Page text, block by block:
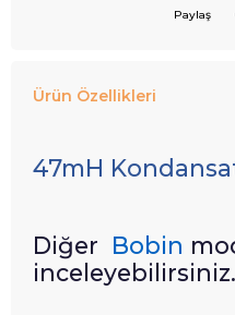
Paylaş
Ürün Özellikleri
47mH
Diğer Bobin
inceleyebilirsiniz.